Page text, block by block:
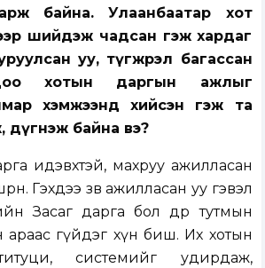
байна. Улаанбаатар хот
шийдэж чадсан гэж хардаг
уу, түгжрэл багассан
хотын даргын ажлыг
хэмжээнд хийсэн гэж та
дүгнэж байна вэ?
идэвхтэй, махруу ажилласан
Гэхдээ зөв ажилласан уу гэвэл
Засаг дарга бол өдөр тутмын
араас гүйдэг хүн биш. Их хотын
системийг удирдаж,